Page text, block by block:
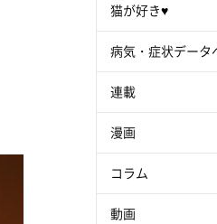
猫が好き♥
病気・症状データ
連載
漫画
コラム
動画